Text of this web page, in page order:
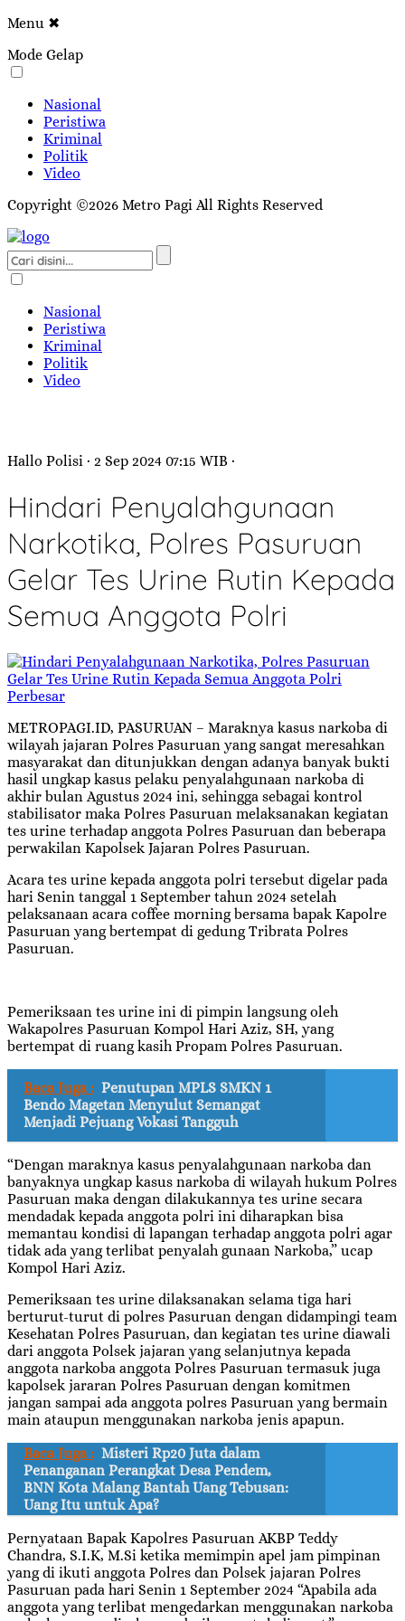
Menu ✖
Mode Gelap
Nasional
Peristiwa
Kriminal
Politik
Video
Copyright ©2026 Metro Pagi All Rights Reserved
Nasional
Peristiwa
Kriminal
Politik
Video
Hallo Polisi · 2 Sep 2024 07:15 WIB ·
Hindari Penyalahgunaan
Narkotika, Polres Pasuruan
Gelar Tes Urine Rutin Kepada
Semua Anggota Polri
Perbesar
METROPAGI.ID, PASURUAN – Maraknya kasus narkoba di
wilayah jajaran Polres Pasuruan yang sangat meresahkan
masyarakat dan ditunjukkan dengan adanya banyak bukti
hasil ungkap kasus pelaku penyalahgunaan narkoba di
akhir bulan Agustus 2024 ini, sehingga sebagai kontrol
stabilisator maka Polres Pasuruan melaksanakan kegiatan
tes urine terhadap anggota Polres Pasuruan dan beberapa
perwakilan Kapolsek Jajaran Polres Pasuruan.
Acara tes urine kepada anggota polri tersebut digelar pada
hari Senin tanggal 1 September tahun 2024 setelah
pelaksanaan acara coffee morning bersama bapak Kapolre
Pasuruan yang bertempat di gedung Tribrata Polres
Pasuruan.
Pemeriksaan tes urine ini di pimpin langsung oleh
Wakapolres Pasuruan Kompol Hari Aziz, SH, yang
bertempat di ruang kasih Propam Polres Pasuruan.
Baca Juga : Penutupan MPLS SMKN 1
Bendo Magetan Menyulut Semangat
Menjadi Pejuang Vokasi Tangguh
“Dengan maraknya kasus penyalahgunaan narkoba dan
banyaknya ungkap kasus narkoba di wilayah hukum Polres
Pasuruan maka dengan dilakukannya tes urine secara
mendadak kepada anggota polri ini diharapkan bisa
memantau kondisi di lapangan terhadap anggota polri agar
tidak ada yang terlibat penyalah gunaan Narkoba,” ucap
Kompol Hari Aziz.
Pemeriksaan tes urine dilaksanakan selama tiga hari
berturut-turut di polres Pasuruan dengan didampingi team
Kesehatan Polres Pasuruan, dan kegiatan tes urine diawali
dari anggota Polsek jajaran yang selanjutnya kepada
anggota narkoba anggota Polres Pasuruan termasuk juga
kapolsek jararan Polres Pasuruan dengan komitmen
jangan sampai ada anggota polres Pasuruan yang bermain
main ataupun menggunakan narkoba jenis apapun.
Baca Juga : Misteri Rp20 Juta dalam
Penanganan Perangkat Desa Pendem,
BNN Kota Malang Bantah Uang Tebusan:
Uang Itu untuk Apa?
Pernyataan Bapak Kapolres Pasuruan AKBP Teddy
Chandra, S.I.K, M.Si ketika memimpin apel jam pimpinan
yang di ikuti anggota Polres dan Polsek jajaran Polres
Pasuruan pada hari Senin 1 September 2024 “Apabila ada
anggota yang terlibat mengedarkan menggunakan narkoba